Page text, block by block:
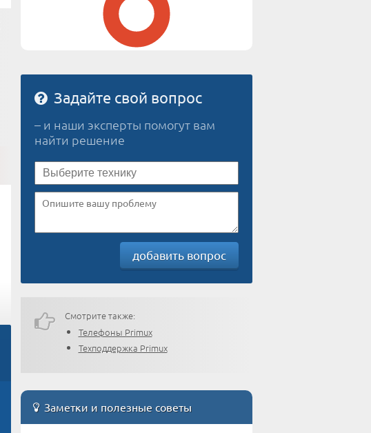
Задайте свой вопрос
– и наши эксперты помогут вам
найти решение
добавить вопрос
Смотрите также:
Телефоны Primux
Техподдержка Primux
Заметки и полезные советы